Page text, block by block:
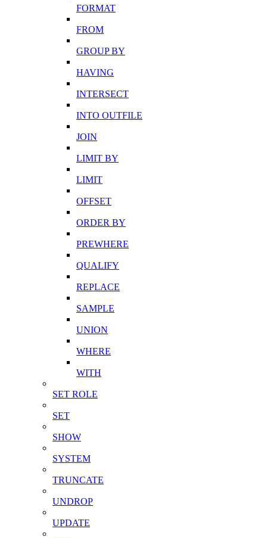
FORMAT
FROM
GROUP BY
HAVING
INTERSECT
INTO OUTFILE
JOIN
LIMIT BY
LIMIT
OFFSET
ORDER BY
PREWHERE
QUALIFY
REPLACE
SAMPLE
UNION
WHERE
WITH
SET ROLE
SET
SHOW
SYSTEM
TRUNCATE
UNDROP
UPDATE